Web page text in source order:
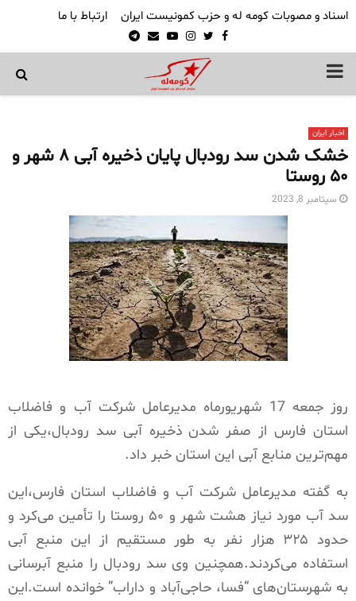
اسناد و مصوبات کومه له و حزب کمونیست ایران ارتباط با ما
Facebook
Twitter
Instagram
Youtube
Email
Telegram
PRIMARY
اخبار ایران
خشک ‌شدن سد رودبال پایان ذخیره آبی ۸ شهر و
۵۰ روستا
سپتامبر 8, 2023
روز جمعه 17 شهریورماه مدیرعامل شرکت آب و فاضلاب
استان فارس از صفر شدن ذخیره آبی سد رودبال،یکی از
مهم‌ترین منابع آبی این استان خبر داد.
به گفته مدیرعامل شرکت آب و فاضلاب استان فارس،این
سد آب مورد نیاز هشت شهر و ۵۰ روستا را تأمین می‌کرد و
حدود ۳۲۵ هزار نفر به طور مستقیم از این منبع آبی
استفاده می‌کردند.همچنین وی سد رودبال را منبع آبرسانی
به شهرستان‌های “فسا، حاجی‌آباد و داراب” خوانده است.این